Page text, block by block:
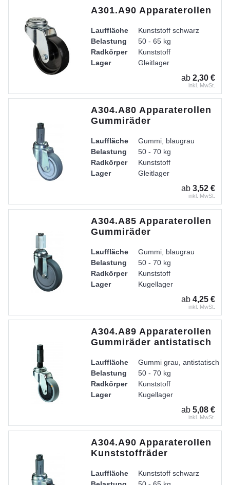
A301.A90 Apparaterollen
Lauffläche
Kunststoff schwarz
Belastung
50 - 65 kg
Radkörper
Kunststoff
Lager
Gleitlager
Stahlblech verzinkt-
ab 2,30 €
inkl. MwSt.
A304.A80 Apparaterollen
Gummiräder
Lauffläche
Gummi, blaugrau
Belastung
50 - 70 kg
Radkörper
Kunststoff
Lager
Gleitlager
Stahlblech verzinkt-
ab 3,52 €
inkl. MwSt.
A304.A85 Apparaterollen
Gummiräder
Lauffläche
Gummi, blaugrau
Belastung
50 - 70 kg
Radkörper
Kunststoff
Lager
Kugellager
Stahlblech verzinkt-
ab 4,25 €
inkl. MwSt.
A304.A89 Apparaterollen
Gummiräder antistatisch
Lauffläche
Gummi grau, antistatisch
Belastung
50 - 70 kg
Radkörper
Kunststoff
Lager
Kugellager
ab 5,08 €
inkl. MwSt.
A304.A90 Apparaterollen
Kunststoffräder
Lauffläche
Kunststoff schwarz